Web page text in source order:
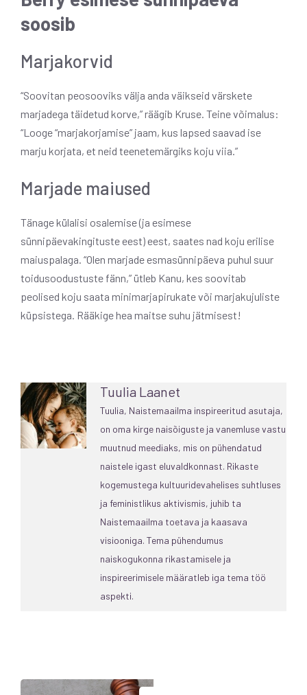
soosib
Marjakorvid
“Soovitan peosooviks välja anda väikseid värskete
marjadega täidetud korve,” räägib Kruse. Teine võimalus:
“Looge “marjakorjamise” jaam, kus lapsed saavad ise
marju korjata, et neid teenetemärgiks koju viia.”
Marjade maiused
Tänage külalisi osalemise (ja esimese
sünnipäevakingituste eest) eest, saates nad koju erilise
maiuspalaga. “Olen marjade esmasünnipäeva puhul suur
toidusoodustuste fänn,” ütleb Kanu, kes soovitab
peolised koju saata minimarjapirukate või marjakujuliste
küpsistega. Rääkige hea maitse suhu jätmisest!
Tuulia Laanet
Tuulia, Naistemaailma inspireeritud asutaja,
on oma kirge naisõiguste ja vanemluse vastu
muutnud meediaks, mis on pühendatud
naistele igast eluvaldkonnast. Rikaste
kogemustega kultuuridevahelises suhtluses
ja feministlikus aktivismis, juhib ta
Naistemaailma toetava ja kaasava
visiooniga. Tema pühendumus
naiskogukonna rikastamisele ja
inspireerimisele määratleb iga tema töö
aspekti.